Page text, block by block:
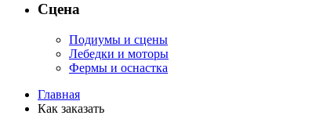
Сцена
Подиумы и сцены
Лебедки и моторы
Фермы и оснастка
Главная
Как заказать